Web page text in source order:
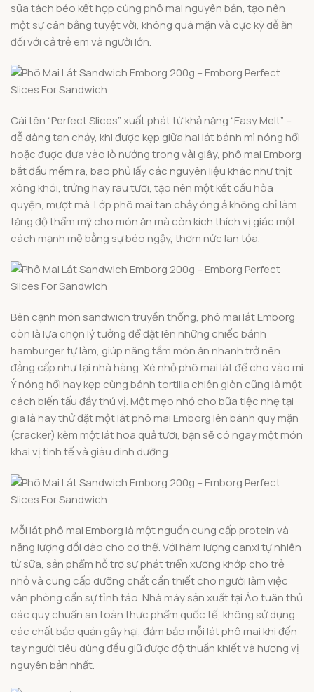
sữa tách béo kết hợp cùng phô mai nguyên bản, tạo nên
một sự cân bằng tuyệt vời, không quá mặn và cực kỳ dễ ăn
đối với cả trẻ em và người lớn.
Cái tên “Perfect Slices” xuất phát từ khả năng “Easy Melt” –
dễ dàng tan chảy, khi được kẹp giữa hai lát bánh mì nóng hổi
hoặc được đưa vào lò nướng trong vài giây, phô mai Emborg
bắt đầu mềm ra, bao phủ lấy các nguyên liệu khác như thịt
xông khói, trứng hay rau tươi, tạo nên một kết cấu hòa
quyện, mượt mà. Lớp phô mai tan chảy óng ả không chỉ làm
tăng độ thẩm mỹ cho món ăn mà còn kích thích vị giác một
cách mạnh mẽ bằng sự béo ngậy, thơm nức lan tỏa.
Bên cạnh món sandwich truyền thống, phô mai lát Emborg
còn là lựa chọn lý tưởng để đặt lên những chiếc bánh
hamburger tự làm, giúp nâng tầm món ăn nhanh trở nên
đẳng cấp như tại nhà hàng. Xé nhỏ phô mai lát để cho vào mì
Ý nóng hổi hay kẹp cùng bánh tortilla chiên giòn cũng là một
cách biến tấu đầy thú vị. Một mẹo nhỏ cho bữa tiệc nhẹ tại
gia là hãy thử đặt một lát phô mai Emborg lên bánh quy mặn
(cracker) kèm một lát hoa quả tươi, bạn sẽ có ngay một món
khai vị tinh tế và giàu dinh dưỡng.
Mỗi lát phô mai Emborg là một nguồn cung cấp protein và
năng lượng dồi dào cho cơ thể. Với hàm lượng canxi tự nhiên
từ sữa, sản phẩm hỗ trợ sự phát triển xương khớp cho trẻ
nhỏ và cung cấp dưỡng chất cần thiết cho người làm việc
văn phòng cần sự tỉnh táo. Nhà máy sản xuất tại Áo tuân thủ
các quy chuẩn an toàn thực phẩm quốc tế, không sử dụng
các chất bảo quản gây hại, đảm bảo mỗi lát phô mai khi đến
tay người tiêu dùng đều giữ được độ thuần khiết và hương vị
nguyên bản nhất.